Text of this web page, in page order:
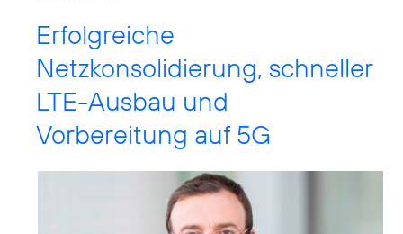
Erfolgreiche
Netzkonsolidierung, schneller
LTE-Ausbau und
Vorbereitung auf 5G